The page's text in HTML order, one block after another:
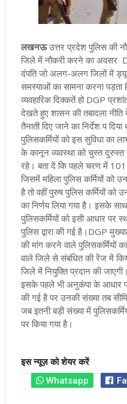
लखनऊउत्तर प्रदेश पुलिस की
जिले में नौकरी करने का अवसर
दंपति जो अलग-अलग जिलों में
समस्याओं का सामना करना पड़ता
व्यवहारिक दिक्कतें हो DGP
देखते हुए शासन की तबादला
तैनाती दिए जाने का निर्देश प दिया
पुलिसकर्मियों को इस सुविधा का
के कानून व्यवस्था को चुस्त दुरुस्त
रहे। बता दें कि पहले चरण में 101
जिसमें महिला पुलिस कर्मियों को
है तो वहीं पुरुष पुलिस कर्मियों
का निर्णय लिया गया है। इसके
पुलिसकर्मियों को इसी आधार पर
पुलिस द्वारा की गई है।DGP
की मांग करने वाले पुलिसकर्मियों
वाले जिले से संबंधित की रेंज में
जिले में नियुक्ति प्रदान की
इसके पहले भी अनुकंपा के आधार
की गई है पर उनकी संख्या तब
जब इतनी बड़ी संख्या में
पर किया गया है।
इस न्यूज़ को शेयर करें
Whatsapp